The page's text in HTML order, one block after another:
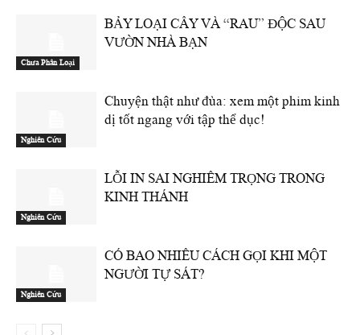
Chưa Phân Loại
BẢY LOẠI CÂY VÀ “RAU” ĐỘC SAU
VƯỜN NHÀ BẠN
Nghiên Cứu
Chuyện thật như đùa: xem một phim kinh
dị tốt ngang với tập thể dục!
Nghiên Cứu
LỖI IN SAI NGHIÊM TRỌNG TRONG
KINH THÁNH
Nghiên Cứu
CÓ BAO NHIÊU CÁCH GỌI KHI MỘT
NGƯỜI TỰ SÁT?